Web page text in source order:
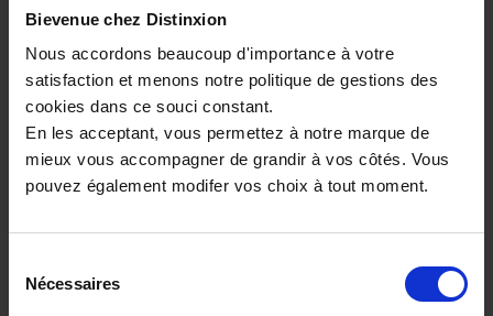
Bievenue chez Distinxion
Nous accordons beaucoup d'importance à votre
satisfaction et menons notre politique de gestions des
cookies dans ce souci constant.
En les acceptant, vous permettez à notre marque de
mieux vous accompagner de grandir à vos côtés. Vous
pouvez également modifer vos choix à tout moment.
Nécessaires